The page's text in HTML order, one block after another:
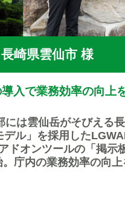
崎県雲仙市 様
入で業務効率の向上
は雲仙岳がそびえる
ル」を採用した
オンツールの「掲示
庁内の業務効率の向上